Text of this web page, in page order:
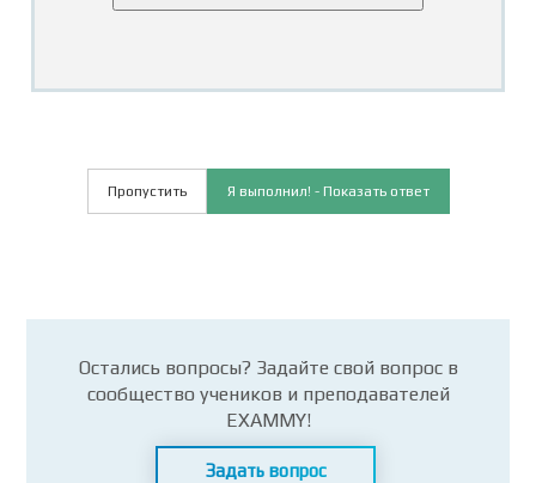
Пропустить Я выполнил! - Показать ответ
Остались вопросы? Задайте свой вопрос в
сообщество учеников и преподавателей
EXAMMY!
Задать вопрос